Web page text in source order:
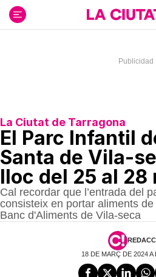
contenido
La Ciutat de Tarragona
El Parc Infantil
Santa de Vila-
lloc del 25 al 28
Cal recordar que l’entrada del
consisteix en portar aliments
Banc d'Aliments de Vila-seca
18 DE MARÇ DE 2024 A